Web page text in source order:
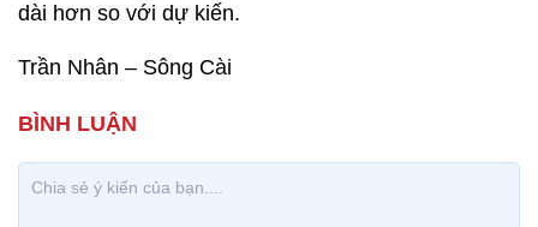
dài hơn so với dự kiến.
Trần Nhân – Sông Cài